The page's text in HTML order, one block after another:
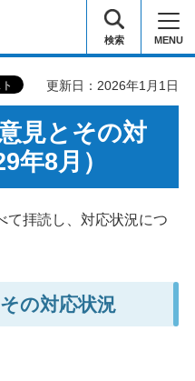
検索 MENU
更新日：2026年1月1日
見とその対
年8月）
て拝読し、対応状況につ
の対応状況